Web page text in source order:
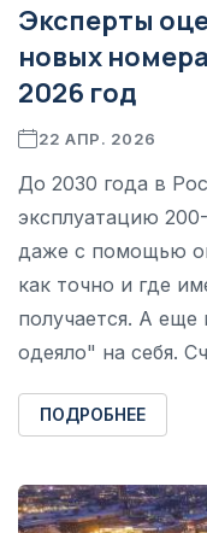
Эксперты
новых
2026 год
22 АПР. 2026
До 2030 года в
эксплуатацию
даже с помощью
как точно и где
получается. А
одеяло" на себя.
ПОДРОБНЕЕ